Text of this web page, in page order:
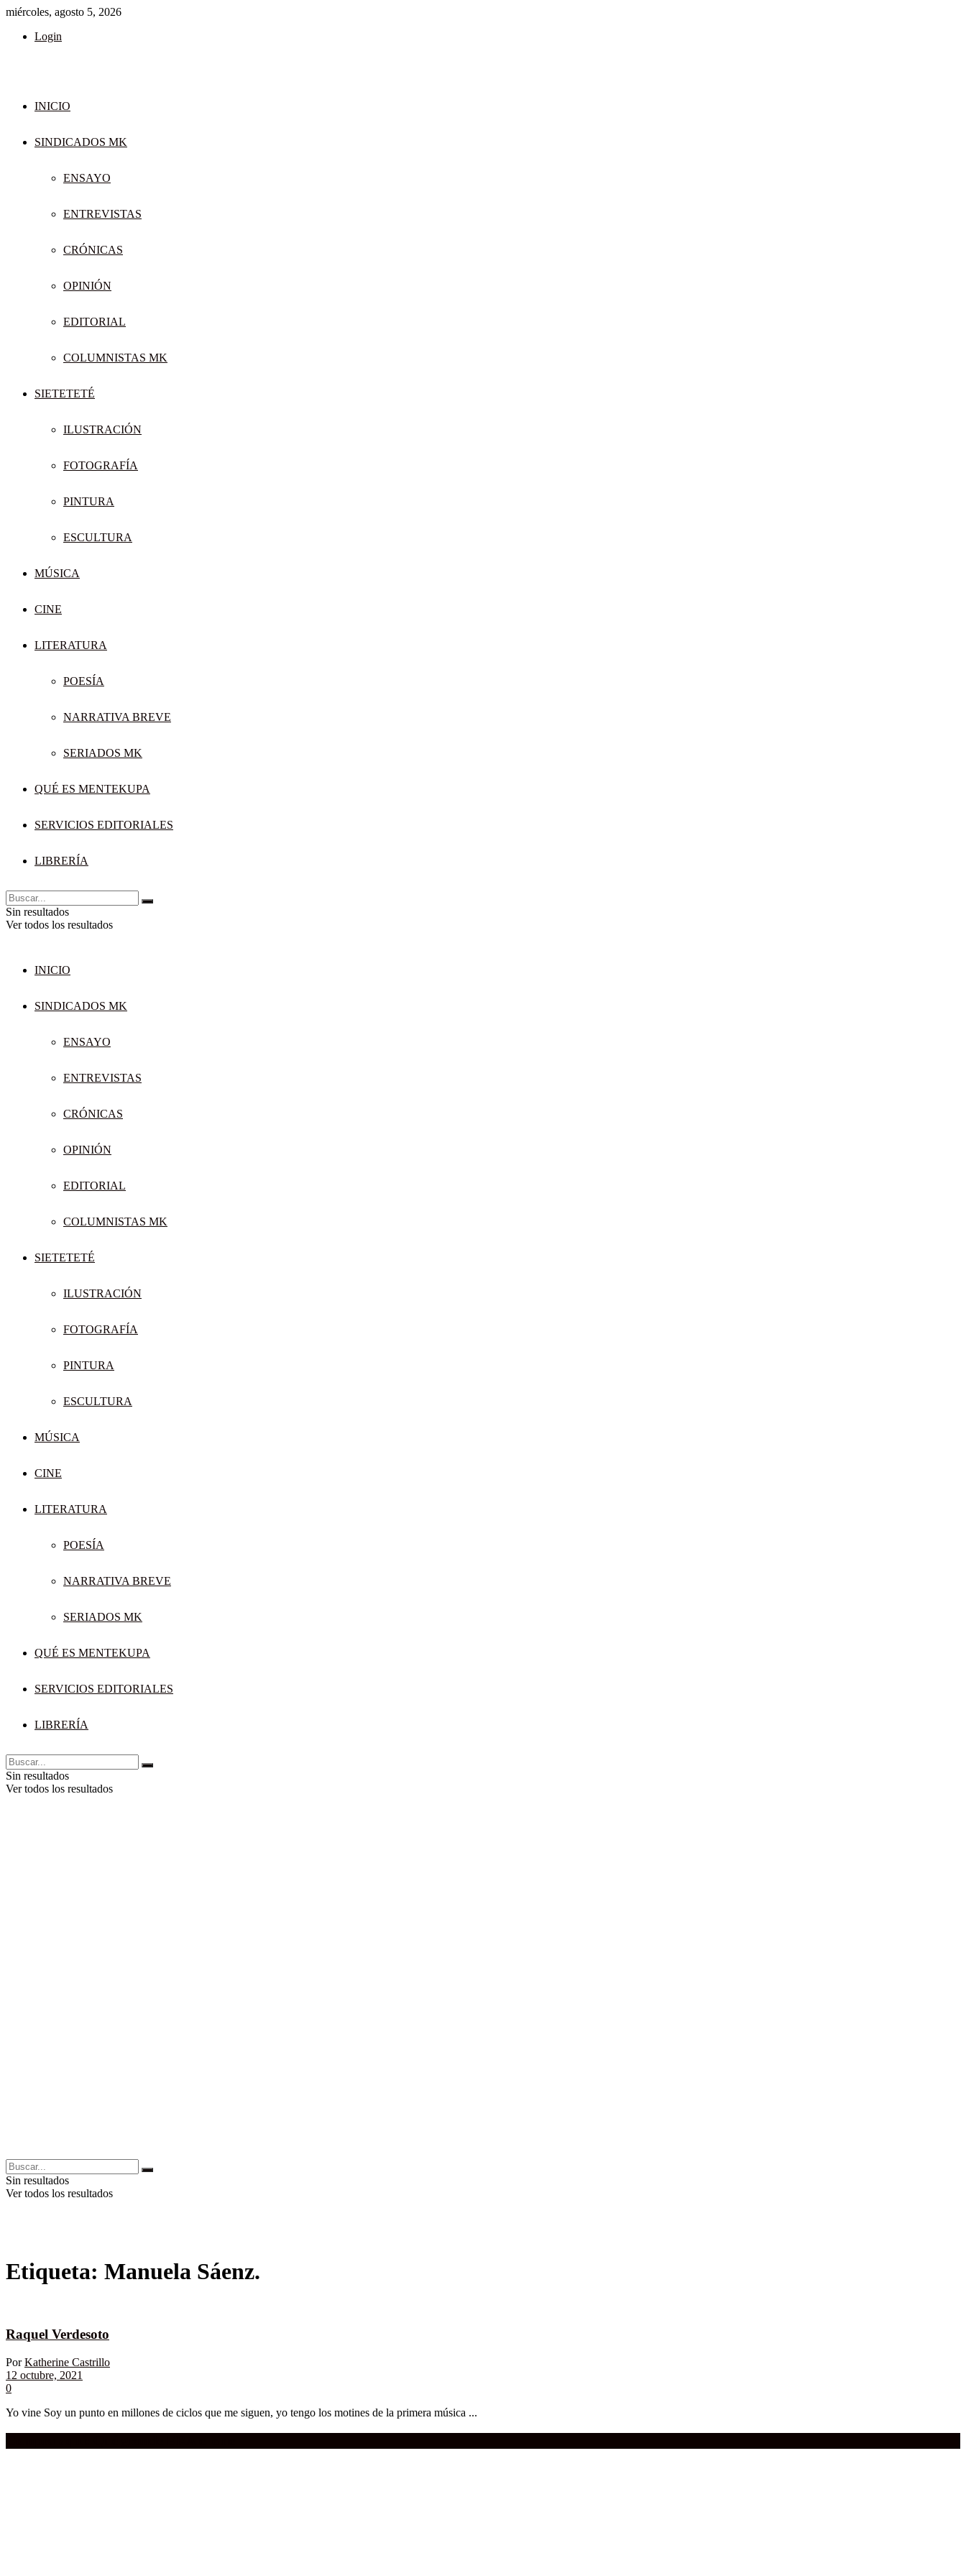
miércoles, agosto 5, 2026
Login
INICIO
SINDICADOS MK
ENSAYO
ENTREVISTAS
CRÓNICAS
OPINIÓN
EDITORIAL
COLUMNISTAS MK
SIETETETÉ
ILUSTRACIÓN
FOTOGRAFÍA
PINTURA
ESCULTURA
MÚSICA
CINE
LITERATURA
POESÍA
NARRATIVA BREVE
SERIADOS MK
QUÉ ES MENTEKUPA
SERVICIOS EDITORIALES
LIBRERÍA
Sin resultados
Ver todos los resultados
INICIO
SINDICADOS MK
ENSAYO
ENTREVISTAS
CRÓNICAS
OPINIÓN
EDITORIAL
COLUMNISTAS MK
SIETETETÉ
ILUSTRACIÓN
FOTOGRAFÍA
PINTURA
ESCULTURA
MÚSICA
CINE
LITERATURA
POESÍA
NARRATIVA BREVE
SERIADOS MK
QUÉ ES MENTEKUPA
SERVICIOS EDITORIALES
LIBRERÍA
Sin resultados
Ver todos los resultados
Sin resultados
Ver todos los resultados
Etiqueta: Manuela Sáenz.
Raquel Verdesoto
Por Katherine Castrillo
12 octubre, 2021
0
Yo vine Soy un punto en millones de ciclos que me siguen, yo tengo los motines de la primera música ...